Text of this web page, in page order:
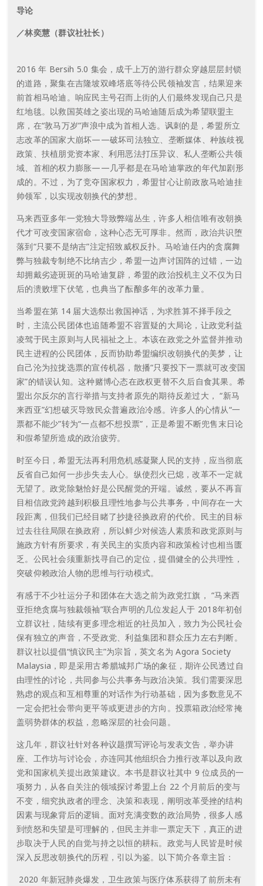
导论
／林奕慧（群议社社长）
2016 年 Bersih 5.0 集会，成千上万的游行群众穿越层层封锁
的道路，聚集在吉隆坡双峰塔底等待公民领袖发言，结果迎来
前首相马哈迪。响应民主号召而上街的人们最终发现自己只是
红地毯。以救国英雄之姿出现的马哈迪随后成为希望联盟主
席，在“敦马万岁”声浪中成为首相人选。讽刺的是，希盟所立
志改革的国家大崩坏——破坏司法独立、垄断媒体、种族歧视
政策、扶植朋党资本家、利用恶法打压异议、私人垄断公共领
域、首相的权力膨胀——几乎都是在马哈迪掌政的年代加剧形
成的。不过，为了竞夺国家权力，希盟甘心让前政敌马哈迪挂
帅领军，以实现改朝换代的梦想。
马来西亚多年一党独大导致弊端丛生，许多人相信唯有改朝换
代才可改变国家宿命，这种心态无可厚非。然而，政治共识堕
落到“只要不是纳吉”注定招致威权反扑。马哈迪任内的贪腐舞
弊与独裁专制绝不比纳吉少，希盟一边声讨国阵的过错，一边
却拥戴劣迹斑斑的马哈迪复辟，希盟的政治投机主义不仅为日
后的溃败埋下伏笔，也典当了酝酿多年的改革力量。
当希盟在第 14 届大选祭出救国神话，为求胜算不择手段之
时，主流公民团体也追随希盟不容置疑的大局论，让政党利益
凌驾于民主原则与人民福祉之上。本该在政党之外监督并推动
民主进程的公民团体，反而协助希盟编织改朝换代的美梦，让
自己沦为拉拢选票的宣传机器，散播“只要投下一票就可改变国
家”的错误认知。这种赌博心态在政权更替不久后自食其果。希
盟出尔反尔的言行举措与支持者原先的期待反差过大， “新马
来西亚”幻想破灭导致民众普遍政治冷感。许多人的心情从“一
票都不能少”转为“一点都不想投票”，正是希盟不断兜售末日论
和假希望所造成的政治疲劳。
时至今日，希盟无法再利用危机感凝聚人民的支持，应当彻底
反省自己如何一步步失去人心。纵使烈火已熄，改革不一定就
无望了。政党除魅恰好是公民醒觉的开端。诚然，要从不再盲
目相信政党跨越到积极且理性地参与公共事务，中间存在一大
段距离，但我们已经目睹了抄捷径换政府的代价。民主的目标
过去往往局限在换政府，所以鲜少对候选人素质和政党原则与
施政方针有所要求，有关民主的实质内容和政策检讨也相当匮
乏。公民社会须重新找寻自己的定位，提倡健全的公共理性，
突破仰赖政治人物的思维与行动模式。
有感于不少社运分子和团体在大选之前为政党扛旗， “马来西
亚拒绝贪腐与独裁领袖”联合声明的几位发起人于 2018年初创
立群议社，陆续有更多理念相近的社员加入，致力为公民社会
保有独立的声音，不受政党、利益集团和群众压力左右判断。
群议社以提倡“慎议民主”为宗旨，英文名为 Agora Society
Malaysia，即是采用古希腊城邦广场的象征，期许公民透过自
由理性的讨论，共同参与公共事务与政治决策。我们需要深思
熟虑的观点和互相尊重的对话作为行动基础，因为多数意见不
一定会把社会带向更平等或更进步的方向。投票箱政治经常掩
盖弱势群体的权益，忽略深层的社会问题。
这几年，群议社针对各种议题撰写评论与发表文告，举办讲
座、工作坊与讨论会，亦连同其他组织合力推行改革以及向政
党和国家机关提出政策建议。本书是群议社其中 9 位成员的一
项努力，从各自关注的领域探讨希盟上台 22 个月前后的变与
不变，细究执政者的理念、决策和表现，阐明改革受挫的结构
因素与现象背后的逻辑。面对充满变数的政治局势，很多人感
到愤怒和失望是可理解的，但民主并非一票定天下，真正的进
步取决于人民的自觉与持之以恒的耕耘。政党与人民皆是时候
深入反思改朝换代的历程，引以为鉴。以下简介各章主旨：
2020 年新冠肺炎爆发，卫生政策与医疗体系获得了前所未有